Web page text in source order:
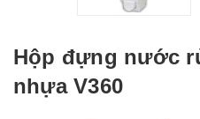
Hộp đựng nước
nhựa V360